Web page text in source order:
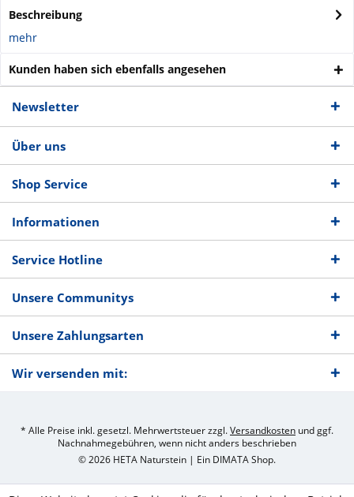
Beschreibung
mehr
Kunden haben sich ebenfalls angesehen
Newsletter
Über uns
Shop Service
Informationen
Service Hotline
Unsere Communitys
Unsere Zahlungsarten
Wir versenden mit:
* Alle Preise inkl. gesetzl. Mehrwertsteuer zzgl.Versandkosten und ggf.
Nachnahmegebühren, wenn nicht anders beschrieben
© 2026 HETA Naturstein | Ein DIMATAShop.